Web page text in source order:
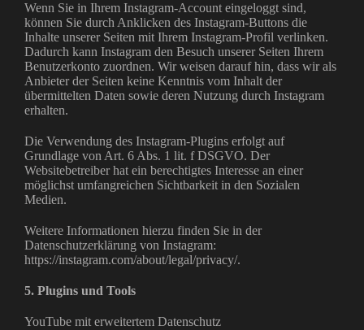
Wenn Sie in Ihrem Instagram-Account eingeloggt sind,
können Sie durch Anklicken des Instagram-Buttons die
Inhalte unserer Seiten mit Ihrem Instagram-Profil verlinken.
Dadurch kann Instagram den Besuch unserer Seiten Ihrem
Benutzerkonto zuordnen. Wir weisen darauf hin, dass wir als
Anbieter der Seiten keine Kenntnis vom Inhalt der
übermittelten Daten sowie deren Nutzung durch Instagram
erhalten.
Die Verwendung des Instagram-Plugins erfolgt auf
Grundlage von Art. 6 Abs. 1 lit. f DSGVO. Der
Websitebetreiber hat ein berechtigtes Interesse an einer
möglichst umfangreichen Sichtbarkeit in den Sozialen
Medien.
Weitere Informationen hierzu finden Sie in der
Datenschutzerklärung von Instagram:
https://instagram.com/about/legal/privacy/.
5. Plugins und Tools
YouTube mit erweitertem Datenschutz